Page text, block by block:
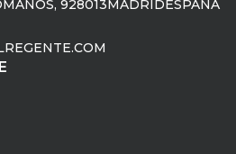
928013MADRIDESPAÑA